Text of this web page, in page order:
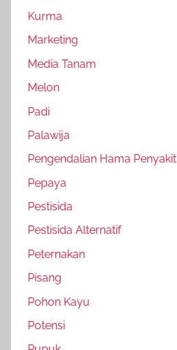
Kurma
Marketing
Media Tanam
Melon
Padi
Palawija
Pengendalian Hama Penyakit
Pepaya
Pestisida
Pestisida Alternatif
Peternakan
Pisang
Pohon Kayu
Potensi